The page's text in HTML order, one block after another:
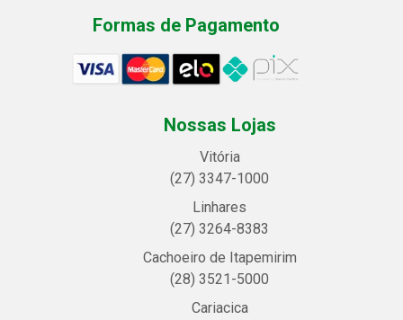
Formas de Pagamento
Nossas Lojas
Vitória
(27) 3347-1000
Linhares
(27) 3264-8383
Cachoeiro de Itapemirim
(28) 3521-5000
Cariacica